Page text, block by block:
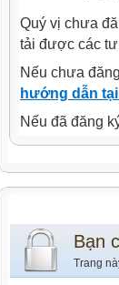
Quý vị chưa
tải được các
Nếu chưa
hướng dẫn
Nếu đã đăng
Bạn
Trang